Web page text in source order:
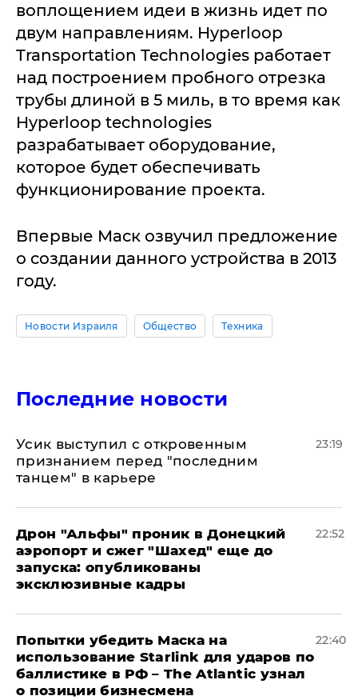
воплощением идеи в жизнь идет по
двум направлениям. Hyperloop
Transportation Technologies работает
над построением пробного отрезка
трубы длиной в 5 миль, в то время как
Hyperloop technologies
разрабатывает оборудование,
которое будет обеспечивать
функционирование проекта.
Впервые Маск озвучил предложение
о создании данного устройства в 2013
году.
Новости Израиля Общество Техника
Последние новости
Усик выступил с откровенным
признанием перед "последним
танцем" в карьере
23:19
Дрон "Альфы" проник в Донецкий
аэропорт и сжег "Шахед" еще до
запуска: опубликованы
эксклюзивные кадры
22:52
Попытки убедить Маска на
использование Starlink для ударов по
баллистике в РФ – The Atlantic узнал
о позиции бизнесмена
22:40